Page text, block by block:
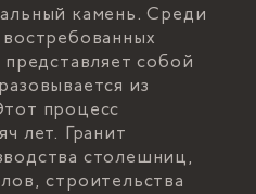
камень. Среди
представляет собой
из
процесс
лет. Гранит
столешниц,
строительства